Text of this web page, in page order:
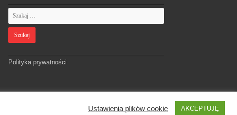
Polityka prywatności
Designed byWebdawid
Ustawienia plików cookie AKCEPTUJĘ